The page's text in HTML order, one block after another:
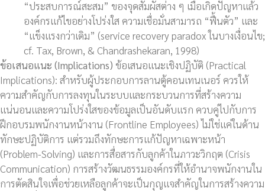
“ประสบการณ์สะสม” ของจุดสัมผัสต่าง ๆ เมื่อเกิดปัญหาแล้ว
องค์กรแก้ไขอย่างโปร่งใส ความเชื่อมั่นสามารถ “ฟื้นตัว” และ
“แข็งแรงกว่าเดิม” (service recovery paradox ในบางเงื่อนไข;
cf. Tax, Brown, & Chandrashekaran, 1998)
ข้อเสนอแนะ (Implications) ข้อเสนอแนะเชิงปฏิบัติ (Practical
Implications): สำหรับผู้ประกอบการลานตู้คอนเทนเนอร์ ควรให้
ความสำคัญกับการลงทุนในระบบและกระบวนการที่สร้างความ
แน่นอนและความโปร่งใสของข้อมูลเป็นอันดับแรก ควบคู่ไปกับการ
ฝึกอบรมพนักงานหน้างาน (Frontline Employees) ไม่ใช่แค่ในด้าน
ทักษะปฏิบัติการ แต่รวมถึงทักษะการแก้ปัญหาเฉพาะหน้า
(Problem-Solving) และการสื่อสารกับลูกค้าในภาวะวิกฤต (Crisis
Communication) การสร้างวัฒนธรรมองค์กรที่ให้อำนาจพนักงานใน
การตัดสินใจเพื่อช่วยเหลือลูกค้าจะเป็นกุญแจสำคัญในการสร้างความ